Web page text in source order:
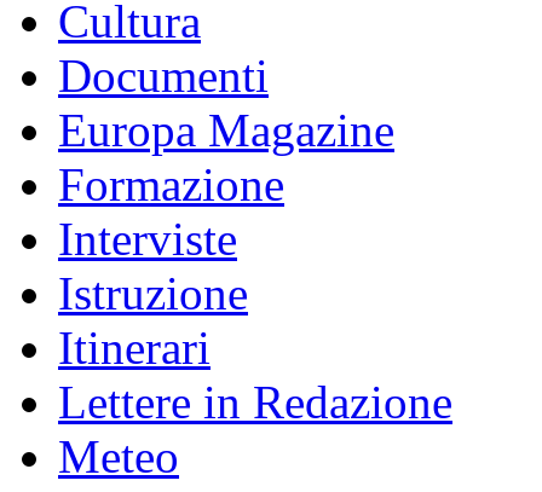
Cultura
Documenti
Europa Magazine
Formazione
Interviste
Istruzione
Itinerari
Lettere in Redazione
Meteo